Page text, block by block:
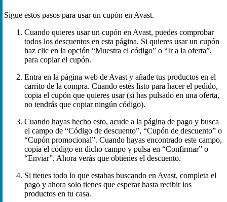
Sigue estos pasos para usar un cupón en Avast.
Cuando quieres usar un cupón en Avast, puedes comprobar
todos los descuentos en esta página. Si quieres usar un cupón
haz clic en la opción “Muestra el código” o “Ir a la oferta”,
para copiar el cupón.
Entra en la página web de Avast y añade tus productos en el
carrito de la compra. Cuando estés listo para hacer el pedido,
copia el cupón que quieres usar (si has pulsado en una oferta,
no tendrás que copiar ningún código).
Cuando hayas hecho esto, acude a la página de pago y busca
el campo de “Código de descuento”, “Cupón de descuento” o
“Cupón promocional”. Cuando hayas encontrado este campo,
copia el código en dicho campo y pulsa en “Confirmar” o
“Enviar”. Ahora verás que obtienes el descuento.
Si tienes todo lo que estabas buscando en Avast, completa el
pago y ahora solo tienes que esperar hasta recibir los
productos en tu casa.